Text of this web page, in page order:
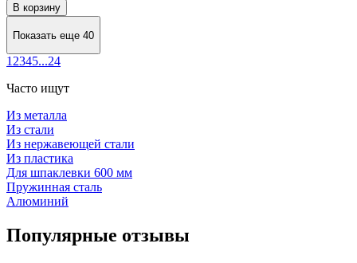
В корзину
Показать еще 40
1 2345...24
Часто ищут
Из металла
Из стали
Из нержавеющей стали
Из пластика
Для шпаклевки 600 мм
Пружинная сталь
Алюминий
Популярные отзывы